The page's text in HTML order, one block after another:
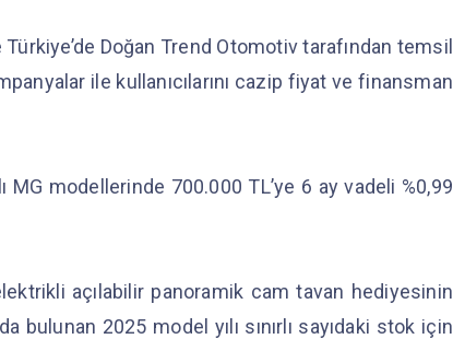
Doğan Trend Otomotiv tarafından temsil
ile kullanıcılarını cazip fiyat ve finansman
MG modellerinde 700.000 TL’ye 6 ay vadeli %0,99
açılabilir panoramik cam tavan hediyesinin
bulunan 2025 model yılı sınırlı sayıdaki stok için